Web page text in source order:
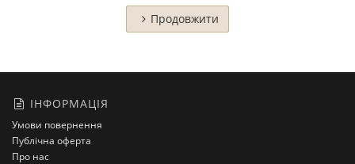
Продовжити
ІНФОРМАЦІЯ
Умови повернення
Публічна оферта
Про нас